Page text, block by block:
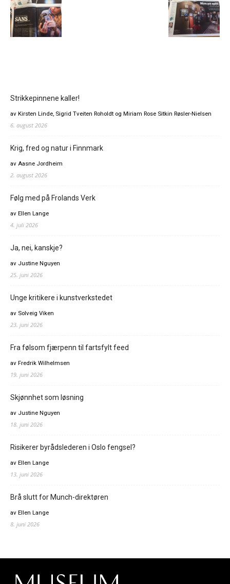
Strikkepinnene kaller!
av Kirsten Linde, Sigrid Tveiten Roholdt og Miriam Rose Sitkin Røsler-Nielsen
6. august 2026
Krig, fred og natur i Finnmark
av Aasne Jordheim
2. august 2026
Følg med på Frolands Verk
av Ellen Lange
4. juli 2026
Ja, nei, kanskje?
av Justine Nguyen
25. juni 2026
Unge kritikere i kunstverkstedet
av Solveig Viken
23. juni 2026
Fra følsom fjærpenn til fartsfylt feed
av Fredrik Wilhelmsen
19. juni 2026
Skjønnhet som løsning
av Justine Nguyen
18. juni 2026
Risikerer byrådslederen i Oslo fengsel?
av Ellen Lange
13. juni 2026
Brå slutt for Munch-direktøren
av Ellen Lange
8. juni 2026